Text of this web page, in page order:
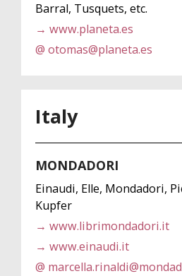
Barral, Tusquets, etc.
→ www.planeta.es
@ otomas@planeta.es
Italy
MONDADORI
Einaudi, Elle, Mondadori,
Kupfer
→ www.librimondadori.it
→ www.einaudi.it
@